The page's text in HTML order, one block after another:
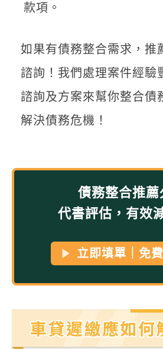
款項。
如果有債務整合需求，推
諮詢！我們處理案件經驗
諮詢及方案來幫你整合債
解決債務危機！
債務整合推薦
代書評估，有效
立即填單｜免